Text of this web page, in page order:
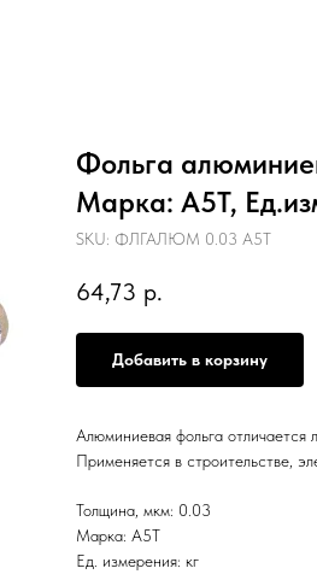
Фольга
Марка: А5Т,
SKU: ФЛГАЛЮМ 0.03 А5Т
64,73 р.
Добавить в корзину
Алюминиевая фольга отличается
Применяется в строительстве,
Толщина, мкм: 0.03
Марка: А5Т
Ед. измерения: кг